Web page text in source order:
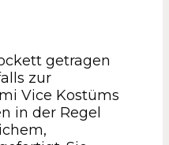
getragen
zur
Vice Kostüms
in der Regel